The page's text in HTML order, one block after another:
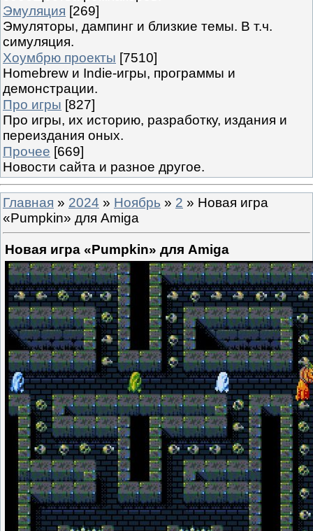
Эмуляция [269]
Эмуляторы, дампинг и близкие темы. В т.ч.
симуляция.
Хоумбрю проекты [7510]
Homebrew и Indie-игры, программы и
демонстрации.
Про игры [827]
Про игры, их историю, разработку, издания и
переиздания оных.
Прочее [669]
Новости сайта и разное другое.
Главная » 2024 » Ноябрь » 2 » Новая игра
«Pumpkin» для Amiga
Новая игра «Pumpkin» для Amiga